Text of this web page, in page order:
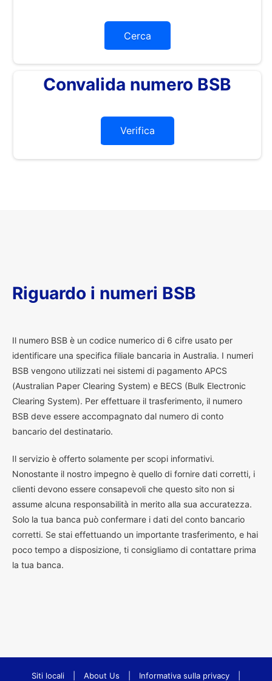
Cerca
Convalida numero BSB
Verifica
Riguardo i numeri BSB
Il numero BSB è un codice numerico di 6 cifre usato per
identificare una specifica filiale bancaria in Australia. I numeri
BSB vengono utilizzati nei sistemi di pagamento APCS
(Australian Paper Clearing System) e BECS (Bulk Electronic
Clearing System). Per effettuare il trasferimento, il numero
BSB deve essere accompagnato dal numero di conto
bancario del destinatario.
Il servizio è offerto solamente per scopi informativi.
Nonostante il nostro impegno è quello di fornire dati corretti, i
clienti devono essere consapevoli che questo sito non si
assume alcuna responsabilità in merito alla sua accuratezza.
Solo la tua banca può confermare i dati del conto bancario
corretti. Se stai effettuando un importante trasferimento, e hai
poco tempo a disposizione, ti consigliamo di contattare prima
la tua banca.
Siti locali About Us Informativa sulla privacy